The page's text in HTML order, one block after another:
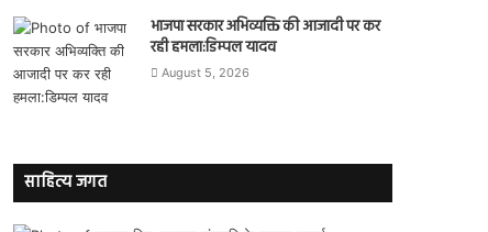
भाजपा सरकार अभिव्यक्ति की आजादी पर कर
रही हमला:डिम्पल यादव
August 5, 2026
साहित्य जगत